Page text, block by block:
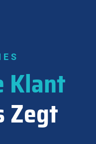
Klant
Zegt